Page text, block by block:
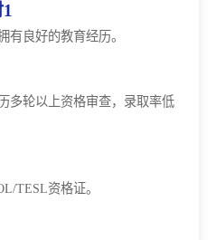
有良好的教育经历。
多轮以上资格审查，录取率低
TESL资格证。